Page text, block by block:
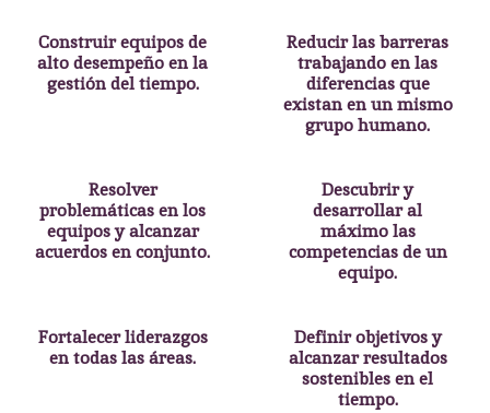
Construir equipos de
alto desempeño en la
gestión del tiempo.
Reducir las barreras
trabajando en las
diferencias que
existan en un mismo
grupo humano.
Resolver
problemáticas en los
equipos y alcanzar
acuerdos en conjunto.
Descubrir y
desarrollar al
máximo las
competencias de un
equipo.
Fortalecer liderazgos
en todas las áreas.
Definir objetivos y
alcanzar resultados
sostenibles en el
tiempo.